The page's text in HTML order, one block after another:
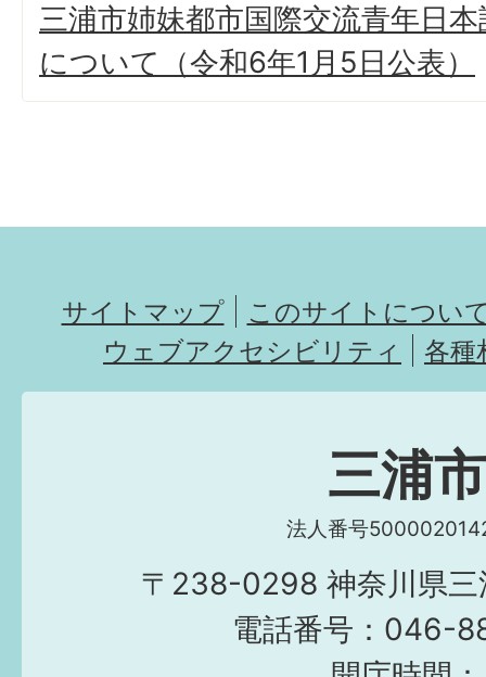
三浦市姉妹都市国際交流青年日
について（令和6年1月5日公表）
サイトマップ
このサイトについ
ウェブアクセシビリティ
各種
三浦市
法人番号
〒238-0298 神奈川県三
電話番号：046-